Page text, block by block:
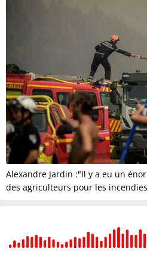
Alexandre Jardin :"Il y a eu un
des agriculteurs pour les